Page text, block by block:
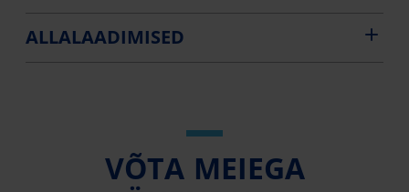
ALLALAADIMISED
VÕTA MEIEGA